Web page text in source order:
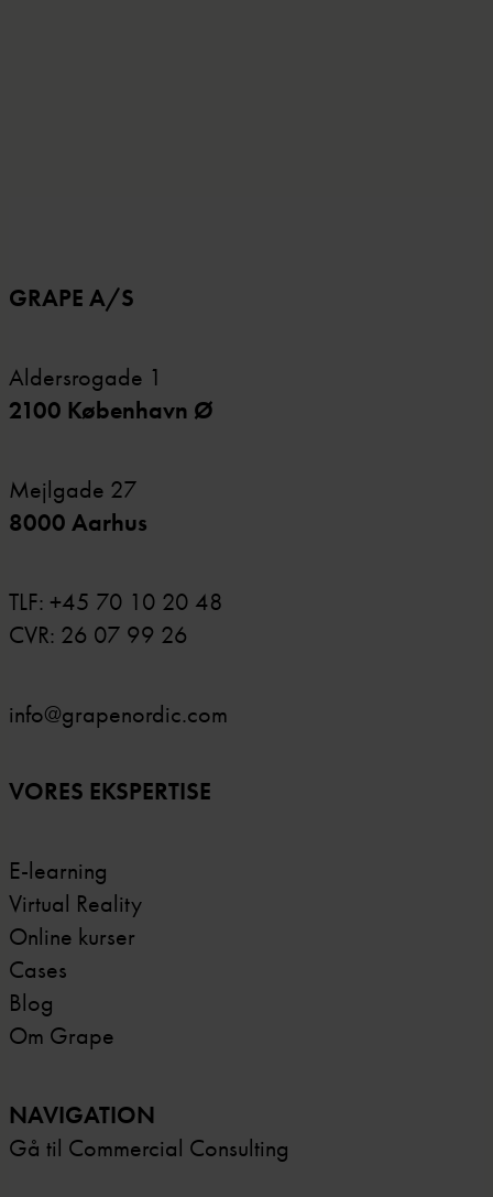
GRAPE A/S
Aldersrogade 1
2100 København Ø
Mejlgade 27
8000 Aarhus
TLF: +45 70 10 20 48
CVR: 26 07 99 26
info@grapenordic.com
VORES EKSPERTISE
E-learning
Virtual Reality
Online kurser
Cases
Blog
Om Grape
NAVIGATION
Gå til Commercial Consulting